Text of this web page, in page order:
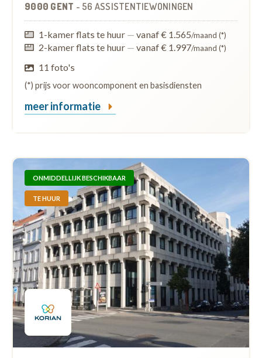
9000 GENT - 56 ASSISTENTIEWONINGEN
1-kamer flats te huur — vanaf € 1.565/maand (*)
2-kamer flats te huur — vanaf € 1.997/maand (*)
11 foto's
(*) prijs voor wooncomponent en basisdiensten
meer informatie
ONMIDDELLIJK BESCHIKBAAR
TE HUUR